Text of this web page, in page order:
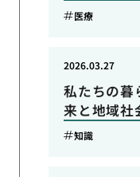
医療
私たちの暮
来と地域社
2026.03.27
知識